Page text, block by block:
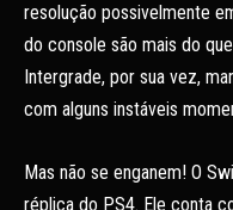
resolução possivelmente
do console são mais do
Intergrade, por sua vez,
com alguns instáveis
Mas não se enganem! O
réplica do PS4. Ele conta